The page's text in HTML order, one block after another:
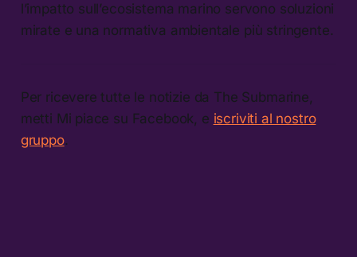
l’impatto sull’ecosistema marino servono soluzioni
mirate e una normativa ambientale più stringente.
Per ricevere tutte le notizie da The Submarine,
metti Mi piace su Facebook, e iscriviti al nostro
gruppo.